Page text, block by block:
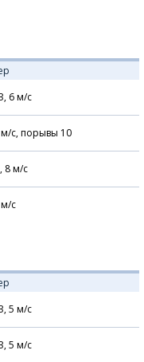
6м/с
м/с, порывы 10
8м/с
м/с
5 м/с
5 м/с